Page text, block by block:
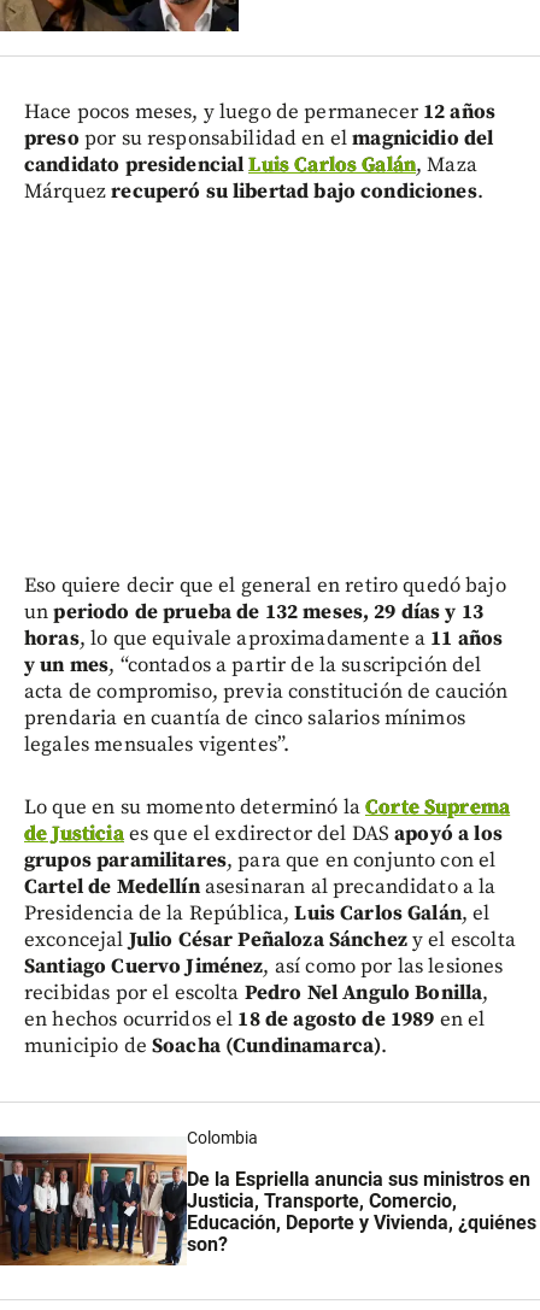
Hace pocos meses, y luego de permanecer 12 años
preso por su responsabilidad en elmagnicidio del
candidato presidencialLuis Carlos Galán, Maza
Márquezrecuperó su libertad bajo condiciones.
Eso quiere decir que el general en retiro quedó bajo
unperiodo de prueba de 132 meses, 29 días y 13
horas, lo que equivale aproximadamente a 11 años
y un mes, “contados a partir de la suscripción del
acta de compromiso, previa constitución de caución
prendaria en cuantía de cinco salarios mínimos
legales mensuales vigentes”.
Lo que en su momento determinó laCorte Suprema
de Justiciaes que el exdirector del DASapoyó a los
grupos paramilitares, para que en conjunto con el
Cartel de Medellínasesinaran al precandidato a la
Presidencia de la República,Luis Carlos Galán, el
exconcejalJulio César Peñaloza Sánchezy el escolta
Santiago Cuervo Jiménez, así como por las lesiones
recibidas por el escolta Pedro Nel Angulo Bonilla,
en hechos ocurridos el 18 de agosto de 1989 en el
municipio de Soacha (Cundinamarca).
Colombia
De la Espriella anuncia sus ministros en
Justicia, Transporte, Comercio,
Educación, Deporte y Vivienda, ¿quiénes
son?